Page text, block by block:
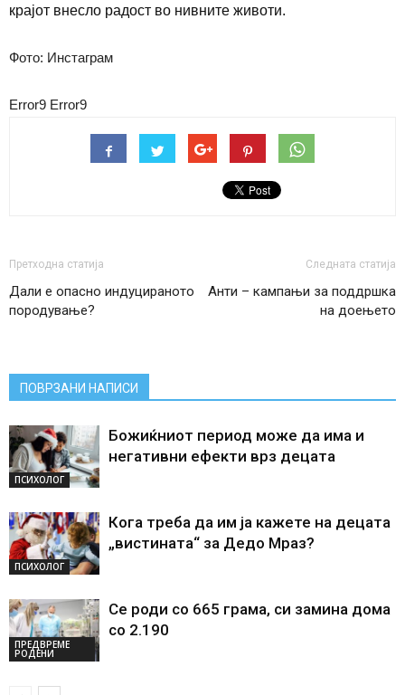
крајот внесло радост во нивните животи.
Фото: Инстаграм
Error9 Error9
Претходна статија
Дали е опасно индуцираното
породување?
Следната статија
Анти – кампањи за поддршка
на доењето
ПОВРЗАНИ НАПИСИ
ПСИХОЛОГ
Божиќниот период може да има и
негативни ефекти врз децата
ПСИХОЛОГ
Кога треба да им ја кажете на децата
„вистината“ за Дедо Мраз?
ПРЕДВРЕМЕ
РОДЕНИ
Се роди со 665 грама, си замина дома
со 2.190